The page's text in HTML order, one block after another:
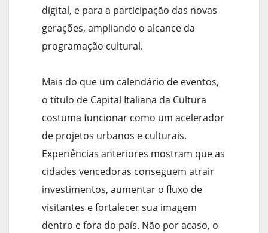
digital, e para a participação das novas
gerações, ampliando o alcance da
programação cultural.
Mais do que um calendário de eventos,
o título de Capital Italiana da Cultura
costuma funcionar como um acelerador
de projetos urbanos e culturais.
Experiências anteriores mostram que as
cidades vencedoras conseguem atrair
investimentos, aumentar o fluxo de
visitantes e fortalecer sua imagem
dentro e fora do país. Não por acaso, o